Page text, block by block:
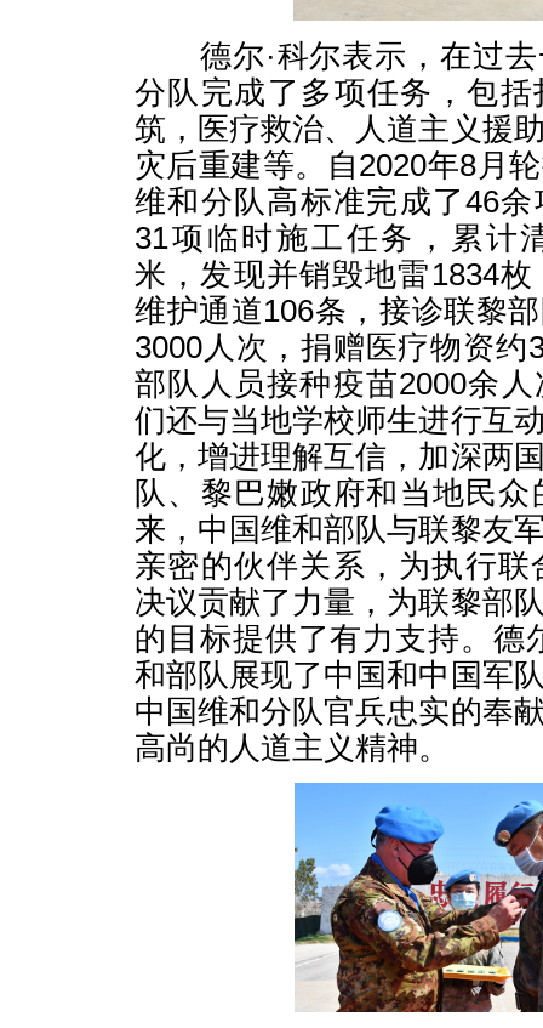
德尔·科尔表示，在过去
分队完成了多项任务，包
筑，医疗救治、人道主义援
灾后重建等。自2020年8月
维和分队高标准完成了46
31项临时施工任务，累计
米，发现并销毁地雷1834
维护通道106条，接诊联黎
3000人次，捐赠医疗物资约
部队人员接种疫苗2000余
们还与当地学校师生进行互
化，增进理解互信，加深两
队、黎巴嫩政府和当地民
来，中国维和部队与联黎友
亲密的伙伴关系，为执行联
决议贡献了力量，为联黎部
的目标提供了有力支持。德
和部队展现了中国和中国军
中国维和分队官兵忠实的奉
高尚的人道主义精神。